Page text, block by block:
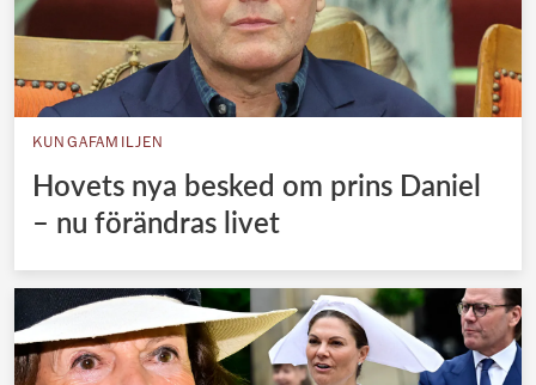
KUNGAFAMILJEN
Hovets nya besked om prins Daniel
– nu förändras livet